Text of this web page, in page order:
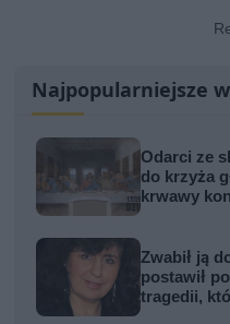
Najpopularniejsze
Odarci ze
do krzyża
krwawy
Zwabił ją
postawił
tragedii,